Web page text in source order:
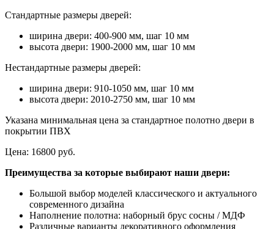
Стандартные размеры дверей:
ширина двери: 400-900 мм, шаг 10 мм
высота двери: 1900-2000 мм, шаг 10 мм
Нестандартные размеры дверей:
ширина двери: 910-1050 мм, шаг 10 мм
высота двери: 2010-2750 мм, шаг 10 мм
Указана минимальная цена за стандартное полотно двери в
покрытии ПВХ
Цена: 16800 руб.
Преимущества за которые выбирают наши двери:
Большой выбор моделей классического и актуального
современного дизайна
Наполнение полотна: наборный брус сосны / МДФ
Различные варианты декоративного оформления